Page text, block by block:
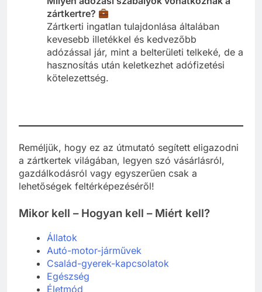
zártkertre?
Zártkerti ingatlan tulajdonlása általában
kevesebb illetékkel és kedvezőbb
adózással jár, mint a belterületi telkeké, de a
hasznosítás után keletkezhet adófizetési
kötelezettség.
Reméljük, hogy ez az útmutató segített eligazodni
a zártkertek világában, legyen szó vásárlásról,
gazdálkodásról vagy egyszerűen csak a
lehetőségek feltérképezéséről!
Mikor kell – Hogyan kell – Miért kell?
Állatok
Autó-motor-járművek
Család-gyerek-kapcsolatok
Egészség
Életmód